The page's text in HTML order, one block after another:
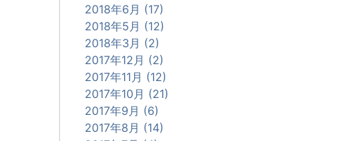
2018年6月 (17)
2018年5月 (12)
2018年3月 (2)
2017年12月 (2)
2017年11月 (12)
2017年10月 (21)
2017年9月 (6)
2017年8月 (14)